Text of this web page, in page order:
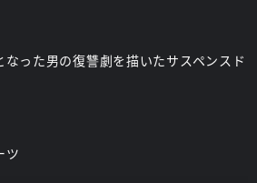
った男の復讐劇を描いたサスペンスド
ツ